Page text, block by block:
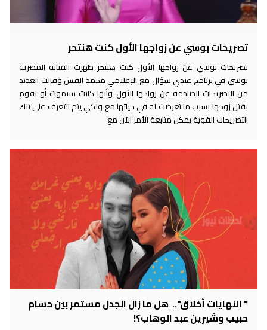
تصريحات بوسي عن زواجها الأول كنت هنتحر
تصريحات بوسي عن زواجها الأول كنت هنتحر ظهرت الفنانة المصرية
بوسي في برنامج عندي سؤال مع الإعلامي محمد القس وقالت العديد
من التصريحات الصادمة عن زواجها الأول وأنها كانت ستموت أو تقوم
بقتل زوجها بسبب ما تعرضت له في حياتها مع ولكي يتم التعرف على تلك
التصريحات القوية يمكن متابعة الأمر الآن مع
" النهايات أخلاق".. هل ما زال الجدل مستمر بين حسام
حبيب وشيرين عبد الوهاب؟!